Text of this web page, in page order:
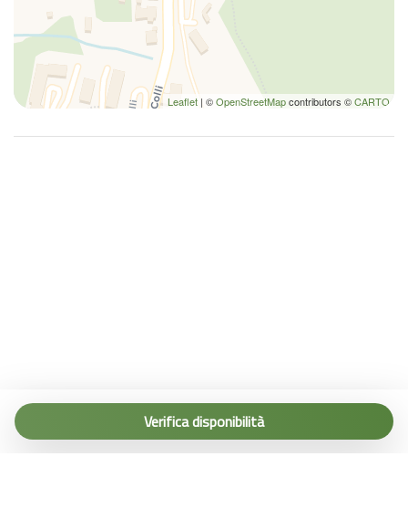
Leaflet | ©OpenStreetMapcontributors ©CARTO
Verifica disponibilità
Tel. (+39) 0187 1560067
info@terremarine.it
Scrivici su WhatsApp